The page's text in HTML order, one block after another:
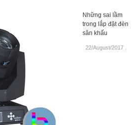
Những sai lầm
trong lắp đặt đèn
sân khấu
22/August/2017 .